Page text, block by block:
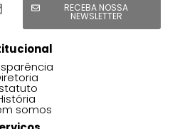
RECEBA NOSSA
NEWSLETTER
somos